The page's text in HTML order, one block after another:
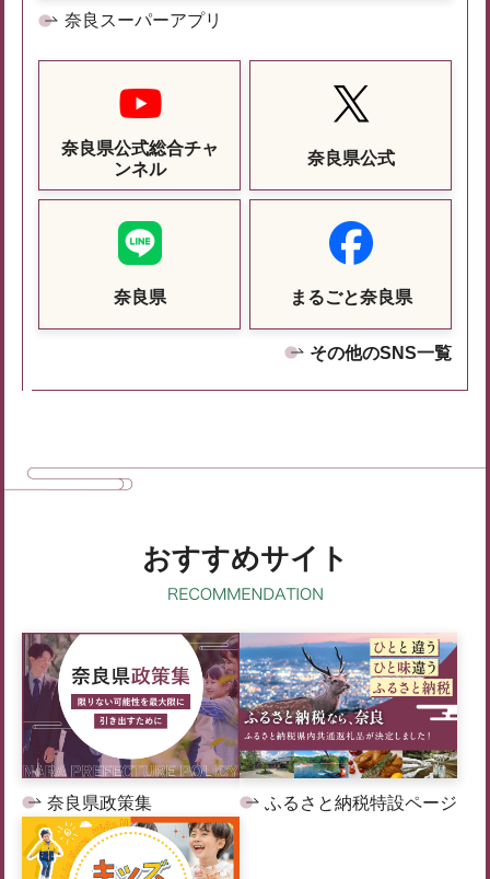
奈良スーパーアプリ
奈良県公式総合チャ
ンネル
奈良県公式
奈良県 まるごと奈良県
その他のSNS一覧
おすすめサイト
奈良県政策集 ふるさと納税特設ページ